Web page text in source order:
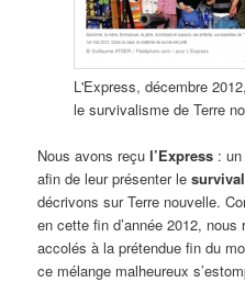
L'Express, décembre
le survivalisme de Terre
Nous avons reçu l’Express :
afin de leur présenter le
décrivons sur Terre nouvelle.
en cette fin d’année 2012, nous
accolés à la prétendue fin du
ce mélange malheureux